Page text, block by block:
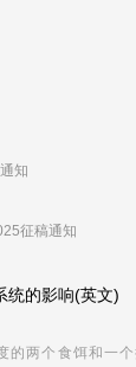
知
征稿通知
统的影响(英文)
的两个食饵和一